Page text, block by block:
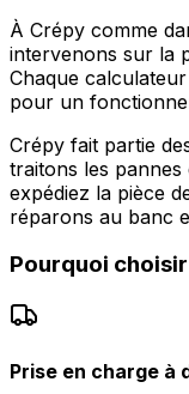
À Crépy comme
intervenons sur la
Chaque
pour un
Crépy fait partie
traitons les pannes
expédiez la pièce
réparons au banc
Pourquoi choisir
Prise en charge à